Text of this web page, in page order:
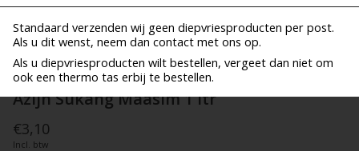
Standaard verzenden wij geen diepvriesproducten per post.
Als u dit wenst, neem dan contact met ons op.
Als u diepvriesproducten wilt bestellen, vergeet dan niet om
ook een thermo tas erbij te bestellen.
Azijn Sukang Maasim 1 ltr
€3,10
Incl. btw